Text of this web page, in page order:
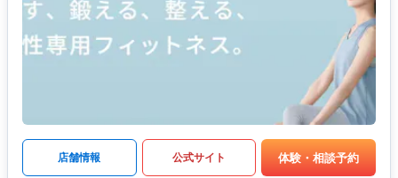
店舗情報 公式サイト 体験・相談予約